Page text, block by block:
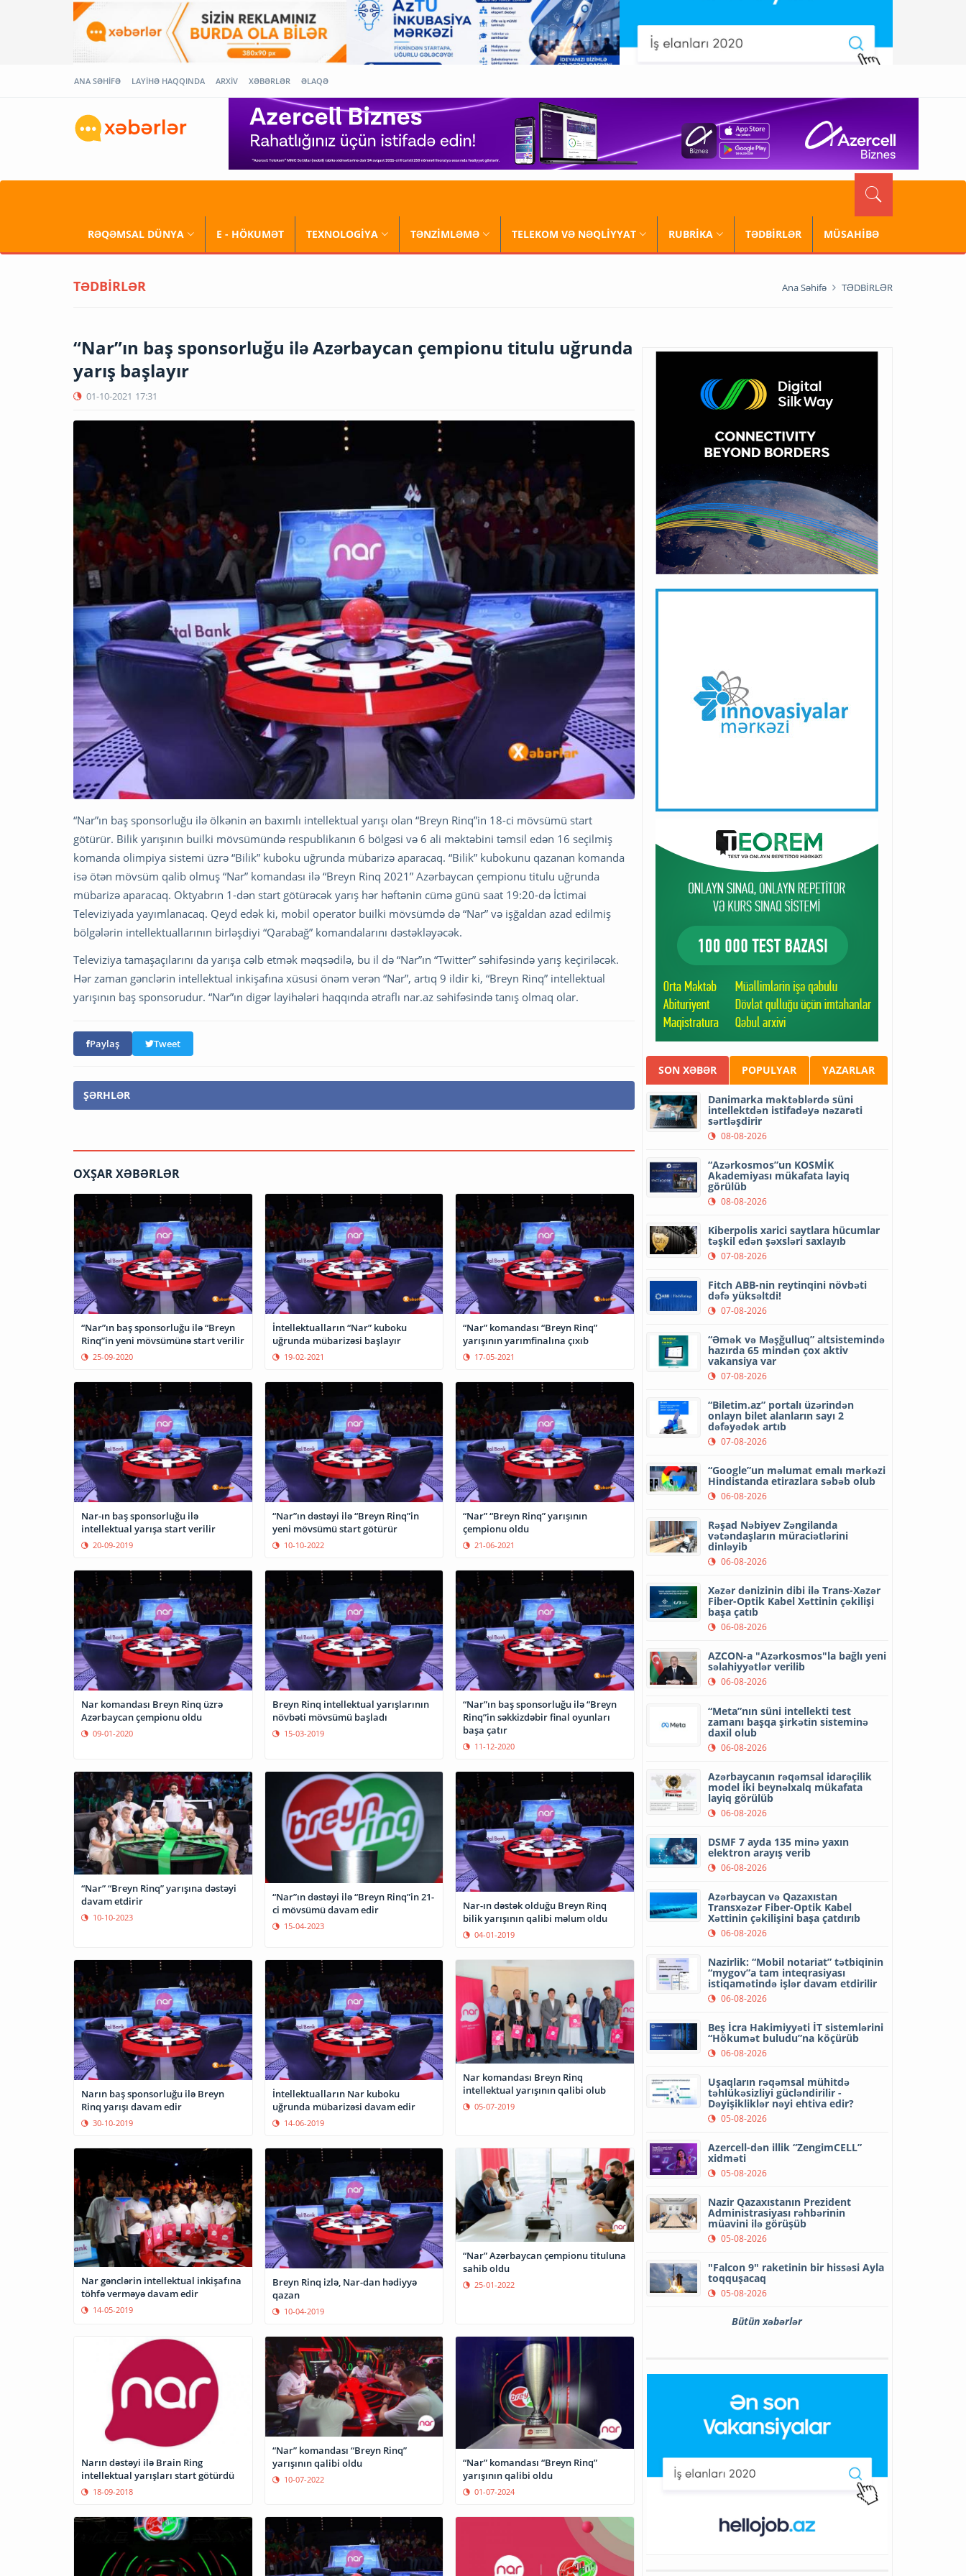
ANA SƏHİFƏ LAYİHƏ HAQQINDA ARXİV XƏBƏRLƏR ƏLAQƏ
RƏQƏMSAL DÜNYA E - HÖKUMƏT TEXNOLOGİYA TƏNZİMLƏMƏ TELEKOM VƏ NƏQLİYYAT RUBRİKA TƏDBİRLƏR MÜSAHİBƏ
TƏDBİRLƏR Ana Səhifə TƏDBİRLƏR
“Nar”ın baş sponsorluğu ilə Azərbaycan çempionu titulu uğrunda
yarış başlayır
01-10-2021 17:31
“Nar”ın baş sponsorluğu ilə ölkənin ən baxımlı intellektual yarışı olan “Breyn Rinq”in 18-ci mövsümü start
götürür. Bilik yarışının builki mövsümündə respublikanın 6 bölgəsi və 6 ali məktəbini təmsil edən 16 seçilmiş
komanda olimpiya sistemi üzrə “Bilik” kuboku uğrunda mübarizə aparacaq. “Bilik” kubokunu qazanan komanda
isə ötən mövsüm qalib olmuş “Nar” komandası ilə “Breyn Rinq 2021” Azərbaycan çempionu titulu uğrunda
mübarizə aparacaq. Oktyabrın 1-dən start götürəcək yarış hər həftənin cümə günü saat 19:20-də İctimai
Televiziyada yayımlanacaq. Qeyd edək ki, mobil operator builki mövsümdə də “Nar” və işğaldan azad edilmiş
bölgələrin intellektuallarının birləşdiyi “Qarabağ” komandalarını dəstəkləyəcək.
Televiziya tamaşaçılarını da yarışa cəlb etmək məqsədilə, bu il də “Nar”ın “Twitter” səhifəsində yarış keçiriləcək.
Hər zaman gənclərin intellektual inkişafına xüsusi önəm verən “Nar”, artıq 9 ildir ki, “Breyn Rinq” intellektual
yarışının baş sponsorudur. “Nar”ın digər layihələri haqqında ətraflı nar.az səhifəsində tanış olmaq olar.
Paylaş Tweet
ŞƏRHLƏR
OXŞAR XƏBƏRLƏR
“Nar”ın baş sponsorluğu ilə “Breyn
Rinq”in yeni mövsümünə start verilir
25-09-2020
İntellektualların “Nar” kuboku
uğrunda mübarizəsi başlayır
19-02-2021
“Nar” komandası “Breyn Rinq”
yarışının yarımfinalına çıxıb
17-05-2021
Nar-ın baş sponsorluğu ilə
intellektual yarışa start verilir
20-09-2019
“Nar”ın dəstəyi ilə “Breyn Rinq”in
10-10-2022
“Nar” “Breyn Rinq” yarışının
çempionu oldu
21-06-2021
Nar komandası Breyn Rinq üzrə
Azərbaycan çempionu oldu
09-01-2020
Breyn Rinq intellektual yarışlarının
növbəti mövsümü başladı
15-03-2019
“Nar”ın baş sponsorluğu ilə “Breyn
Rinq”in səkkizdəbir final oyunları
başa çatır
11-12-2020
“Nar” “Breyn Rinq” yarışına dəstəyi
davam etdirir
10-10-2023
“Nar”ın dəstəyi ilə “Breyn Rinq”in 21-
ci mövsümü davam edir
15-04-2023
Nar-ın dəstək olduğu Breyn Rinq
bilik yarışının qalibi məlum oldu
04-01-2019
Narın baş sponsorluğu ilə Breyn
Rinq yarışı davam edir
30-10-2019
İntellektualların Nar kuboku
uğrunda mübarizəsi davam edir
14-06-2019
Nar komandası Breyn Rinq
intellektual yarışının qalibi olub
05-07-2019
Nar gənclərin intellektual inkişafına
töhfə verməyə davam edir
14-05-2019
Breyn Rinq izlə, Nar-dan hədiyyə
qazan
10-04-2019
“Nar” Azərbaycan çempionu tituluna
sahib oldu
25-01-2022
Narın dəstəyi ilə Brain Ring
intellektual yarışları start götürdü
18-09-2018
“Nar” komandası “Breyn Rinq”
yarışının qalibi oldu
10-07-2022
“Nar” komandası “Breyn Rinq”
yarışının qalibi oldu
01-07-2024
SON XƏBƏR POPULYAR YAZARLAR
Danimarka məktəblərdə süni
intellektdən istifadəyə nəzarəti
sərtləşdirir
08-08-2026
“Azərkosmos”un KOSMİK
Akademiyası mükafata layiq
görülüb
08-08-2026
Kiberpolis xarici saytlara hücumlar
təşkil edən şəxsləri saxlayıb
07-08-2026
Fitch ABB-nin reytinqini növbəti
dəfə yüksəltdi!
07-08-2026
“Əmək və Məşğulluq” altsistemində
hazırda 65 mindən çox aktiv
vakansiya var
07-08-2026
“Biletim.az” portalı üzərindən
onlayn bilet alanların sayı 2
dəfəyədək artıb
07-08-2026
“Google”un məlumat emalı mərkəzi
Hindistanda etirazlara səbəb olub
06-08-2026
Rəşad Nəbiyev Zəngilanda
vətəndaşların müraciətlərini
dinləyib
06-08-2026
Xəzər dənizinin dibi ilə Trans-Xəzər
Fiber-Optik Kabel Xəttinin çəkilişi
başa çatıb
06-08-2026
AZCON-a "Azərkosmos"la bağlı yeni
səlahiyyətlər verilib
06-08-2026
“Meta”nın süni intellekti test
zamanı başqa şirkətin sisteminə
daxil olub
06-08-2026
Azərbaycanın rəqəmsal idarəçilik
model iki beynəlxalq mükafata
layiq görülüb
06-08-2026
DSMF 7 ayda 135 minə yaxın
elektron arayış verib
06-08-2026
Azərbaycan və Qazaxıstan
Transxəzər Fiber-Optik Kabel
Xəttinin çəkilişini başa çatdırıb
06-08-2026
Nazirlik: “Mobil notariat” tətbiqinin
“mygov”a tam inteqrasiyası
istiqamətində işlər davam etdirilir
06-08-2026
Beş İcra Hakimiyyəti İT sistemlərini
“Hökumət buludu”na köçürüb
06-08-2026
Uşaqların rəqəmsal mühitdə
təhlükəsizliyi gücləndirilir -
Dəyişikliklər nəyi ehtiva edir?
05-08-2026
Azercell-dən illik “ZengimCELL”
xidməti
05-08-2026
Nazir Qazaxıstanın Prezident
Administrasiyası rəhbərinin
müavini ilə görüşüb
05-08-2026
"Falcon 9" raketinin bir hissəsi Ayla
toqquşacaq
05-08-2026
Bütün xəbərlər